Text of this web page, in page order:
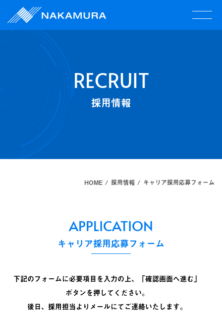
RECRUIT
採用情報
HOME 採用情報 キャリア採用応募フォーム
APPLICATION
キャリア採用応募フォーム
下記のフォームに必要項目を入力の上、「確認画面へ進む」
ボタンを押してください。
後日、採用担当よりメールにてご連絡いたします。